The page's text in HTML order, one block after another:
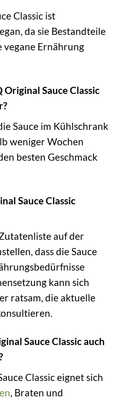
Classic ist
da sie Bestandteile
Ernährung
Original Sauce Classic
Sauce im Kühlschrank
weniger Wochen
besten Geschmack
Sauce Classic
auf der
dass die Sauce
kann sich
ratsam, die aktuelle
Sauce Classic auch
Classic eignet sich
, Braten und